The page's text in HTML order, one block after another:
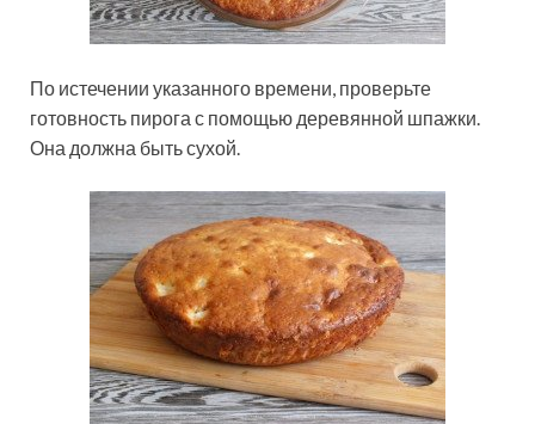
По истечении указанного времени, проверьте
готовность пирога с помощью деревянной шпажки.
Она должна быть сухой.